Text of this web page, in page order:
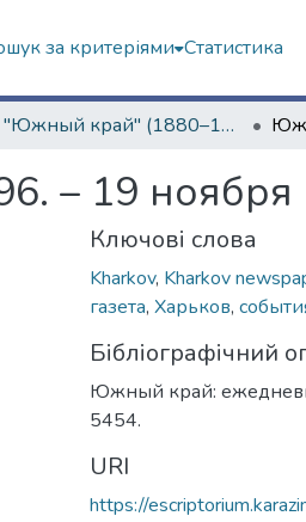
за критеріями Статистика
"Южный край" (1880–1919 гг.)
– 19
Ключові слова
Kharkov, Kharkov
газета, Харьков,
Бібліографічний
Южный край:
5454.
URI
https://